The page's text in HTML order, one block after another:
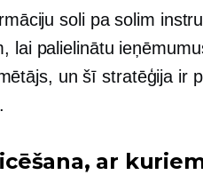
soli pa solim
lai palielinātu
un šī stratēģija ir
ar